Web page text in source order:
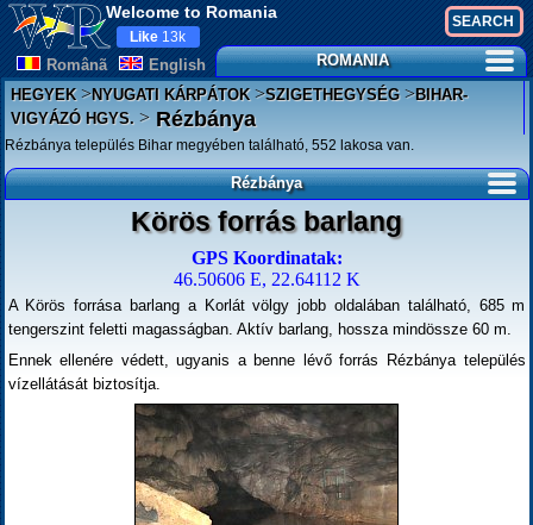
Welcome to Romania
Românã English
Like 13k
ROMANIA
HEGYEK>NYUGATI KÁRPÁTOK>SZIGETHEGYSÉG>BIHAR-
VIGYÁZÓ HGYS. >Rézbánya
Rézbánya település Bihar megyében található, 552 lakosa van.
Rézbánya
Körös forrás barlang
GPS Koordinatak:
46.50606 E, 22.64112 K
A Körös forrása barlang a Korlát völgy jobb oldalában található, 685 m
tengerszint feletti magasságban. Aktív barlang, hossza mindössze 60 m.
Ennek ellenére védett, ugyanis a benne lévő forrás Rézbánya település
vízellátását biztosítja.